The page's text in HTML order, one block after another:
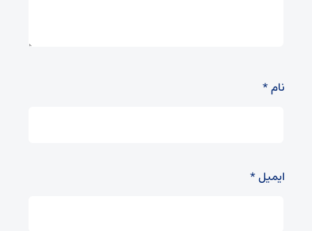
نام*
ایمیل*